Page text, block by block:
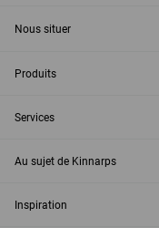
Nous situer
Produits
Services
Au sujet de Kinnarps
Inspiration